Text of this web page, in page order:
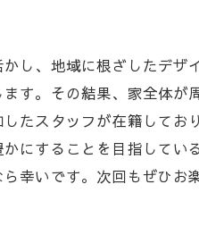
セス
提案
る理由
し、地域に根ざしたデザ
す。その結果、家全体が
たスタッフが在籍してお
にすることを目指して
幸いです。次回もぜひお